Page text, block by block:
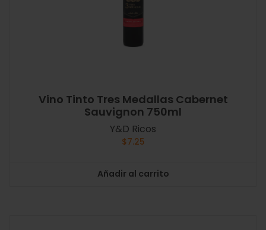
Vino Tinto Tres Medallas Cabernet
Sauvignon 750ml
Y&D Ricos
$7.25
Añadir al carrito